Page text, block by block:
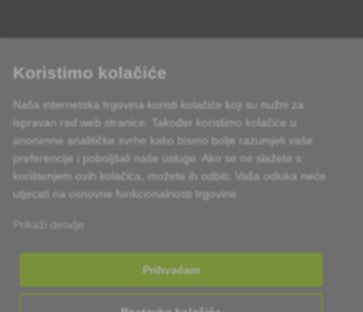
Uvijek ćemo vas profesionalno savjetovati
Reklamacije obrađujemo u roku od 24 sata
Dostava u roku od 24 sata od ponedjeljka do petka
Koristimo kolačiće
Naša internetska trgovina koristi kolačiće koji su nužni za
ispravan rad web stranice. Također koristimo kolačiće u
anonimne analitičke svrhe kako bismo bolje razumjeli vaše
preferencije i poboljšali naše usluge. Ako se ne slažete s
korištenjem ovih kolačića, možete ih odbiti. Vaša odluka neće
utjecati na osnovne funkcionalnosti trgovine.
Prikaži detalje
Prihvaćam